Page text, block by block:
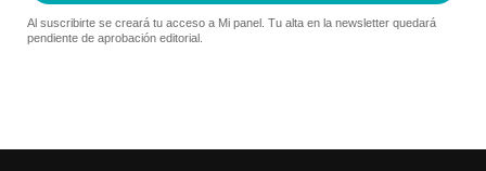
Al suscribirte se creará tu acceso a Mi panel. Tu alta en la newsletter quedará
pendiente de aprobación editorial.